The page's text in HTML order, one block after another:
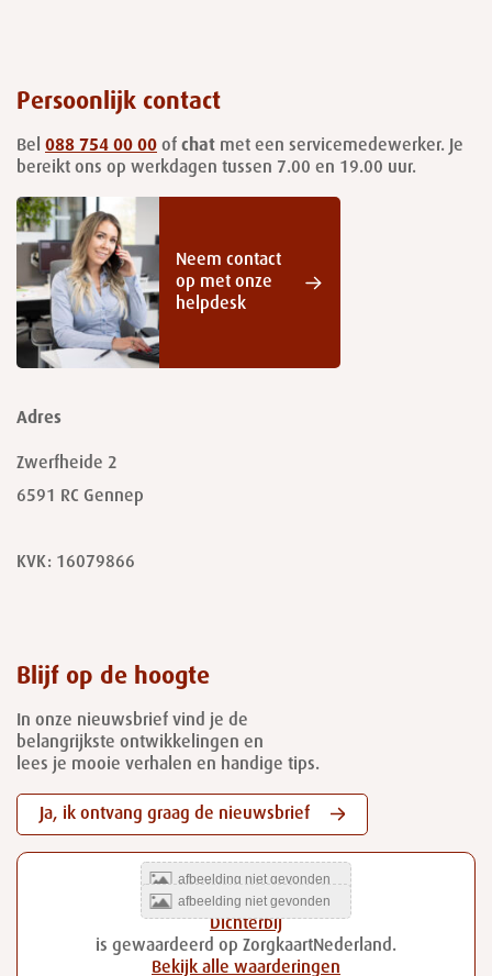
Persoonlijk contact
Bel 088 754 00 00 of chat met een servicemedewerker. Je
bereikt ons op werkdagen tussen 7.00 en 19.00 uur.
Neem contact
op met onze
helpdesk
Adres
Zwerfheide 2
6591 RC Gennep
KVK: 16079866
Blijf op de hoogte
In onze nieuwsbrief vind je de
belangrijkste ontwikkelingen en
lees je mooie verhalen en handige tips.
Ja, ik ontvang graag de nieuwsbrief
Dichterbij
is gewaardeerd op ZorgkaartNederland.
Bekijk alle waarderingen